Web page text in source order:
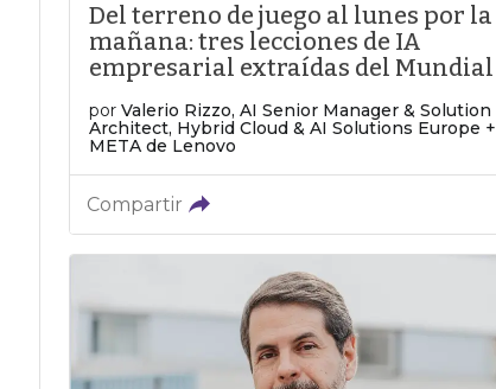
Del terreno de juego al lunes por la
mañana: tres lecciones de IA
empresarial extraídas del Mundial
por Valerio Rizzo, AI Senior Manager & Solution
Architect, Hybrid Cloud & AI Solutions Europe +
META de Lenovo
Compartir